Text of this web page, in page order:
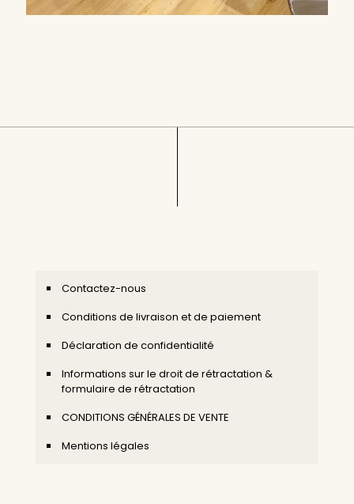
Contactez-nous
Conditions de livraison et de paiement
Déclaration de confidentialité
Informations sur le droit de rétractation &
formulaire de rétractation
CONDITIONS GÉNÉRALES DE VENTE
Mentions légales